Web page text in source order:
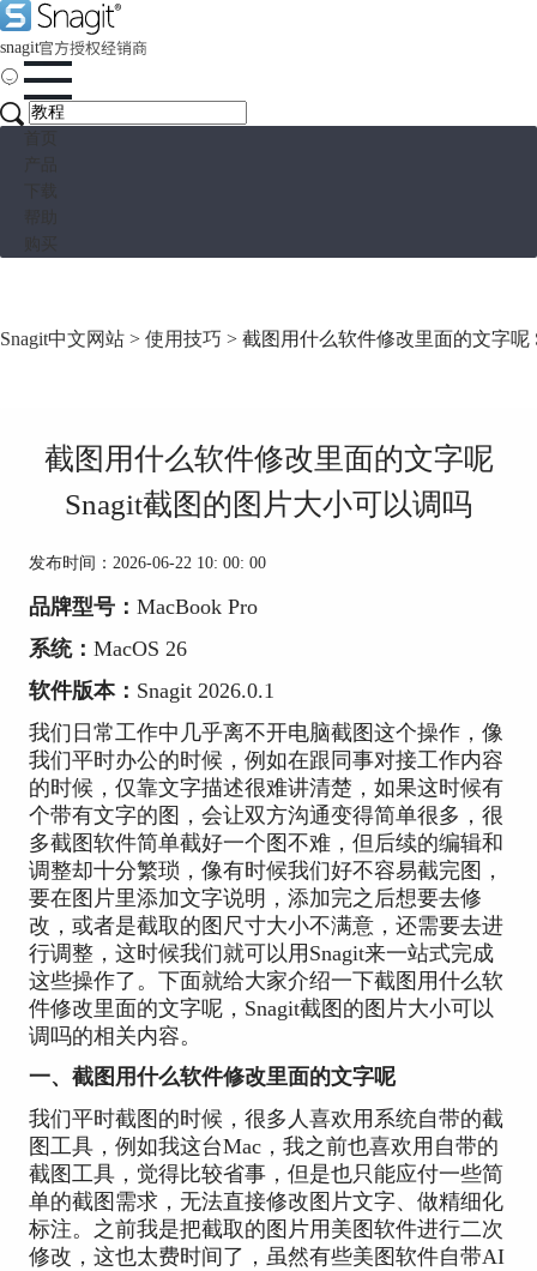
snagit
Snagit中文网站 > 使用技巧 > 截图用什么软件修改里面的文字呢
截图用什么软件修改里面的文字呢
Snagit截图的图片大小可以调吗
发布时间：2026-06-22 10: 00: 00
品牌型号： MacBook Pro
系统： MacOS 26
软件版本： Snagit 2026.0.1
我们日常工作中几乎离不开电脑截图这个操作，像
我们平时办公的时候，例如在跟同事对接工作内容
的时候，仅靠文字描述很难讲清楚，如果这时候有
个带有文字的图，会让双方沟通变得简单很多，很
多截图软件简单截好一个图不难，但后续的编辑和
调整却十分繁琐，像有时候我们好不容易截完图，
要在图片里添加文字说明，添加完之后想要去修
改，或者是截取的图尺寸大小不满意，还需要去进
行调整，这时候我们就可以用Snagit来一站式完成
这些操作了。下面就给大家介绍一下截图用什么软
件修改里面的文字呢，Snagit截图的图片大小可以
调吗的相关内容。
一、截图用什么软件修改里面的文字呢
我们平时截图的时候，很多人喜欢用系统自带的截
图工具，例如我这台Mac，我之前也喜欢用自带的
截图工具，觉得比较省事，但是也只能应付一些简
单的截图需求，无法直接修改图片文字、做精细化
标注。之前我是把截取的图片用美图软件进行二次
修改，这也太费时间了，虽然有些美图软件自带AI